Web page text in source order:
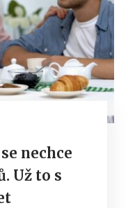
nechce
Už to s